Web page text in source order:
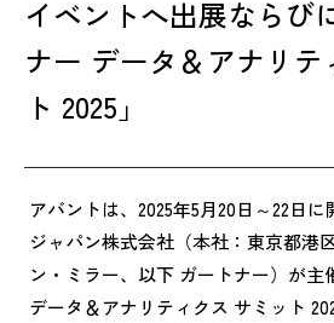
イベントへ出展ならび
ナー データ＆アナリテ
ト 2025」
アバントは、2025年5月20日～22日
ジャパン株式会社（本社：東京都港
ン・ミラー、以下 ガートナー）が主
データ＆アナリティクス サミット